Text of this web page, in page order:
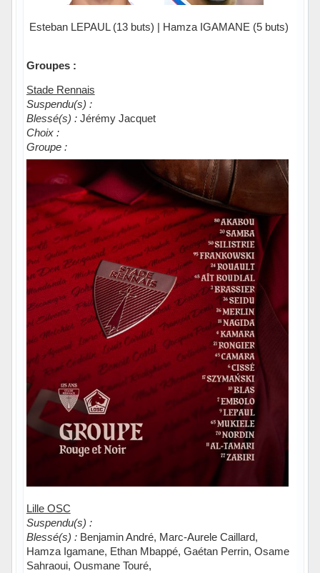
Esteban LEPAUL (13 buts) | Hamza IGAMANE (5 buts)
Groupes :
Stade Rennais
Suspendu(s) :
Blessé(s) :Jérémy Jacquet
Choix :
Groupe :
Lille OSC
Suspendu(s) :
Blessé(s) :Benjamin André, Marc-Aurele Caillard,
Hamza Igamane, Ethan Mbappé, Gaétan Perrin, Osame
Sahraoui, Ousmane Touré,